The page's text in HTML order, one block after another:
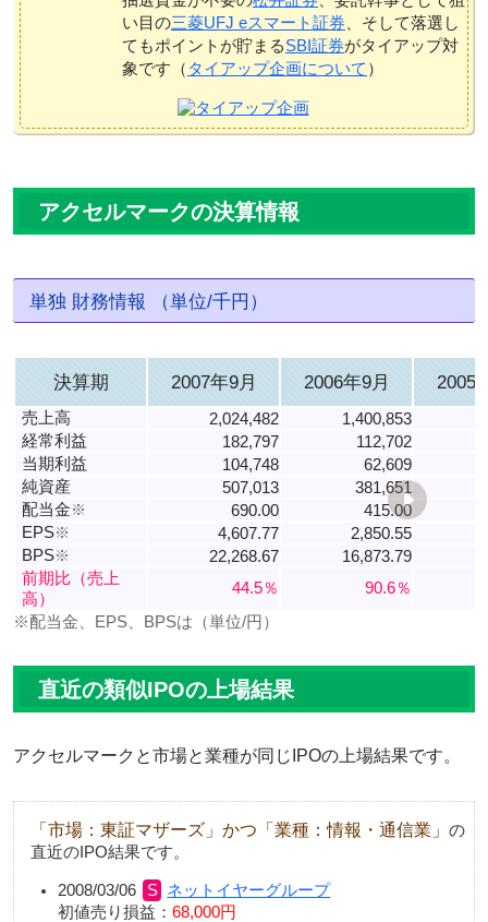
い目の三菱UFJ eスマート証券 、そして落選し
てもポイントが貯まるSBI証券がタイアップ対
象です（ タイアップ企画について ）
アクセルマークの決算情報
単独 財務情報 （単位/千円）
決算期 2007年9月 2006年9月 2005
売上高 2,024,482
1,400,853
経常利益
182,797
112,702
当期利益
104,748
62,609
純資産
507,013
381,651
配当金※ 690.00
415.00
EPS※ 4,607.77 2,850.55
BPS※ 22,268.67 16,873.79
前期比（売上
高）
44.5％
90.6％
※配当金、EPS、BPSは（単位/円）
直近の類似IPOの上場結果
アクセルマークと市場と業種が同じIPOの上場結果です。
「市場：東証マザーズ」かつ「業種：情報・通信業」 の
直近のIPO結果です。
2008/03/06
ネットイヤーグループ
初値売り損益： 68,000円